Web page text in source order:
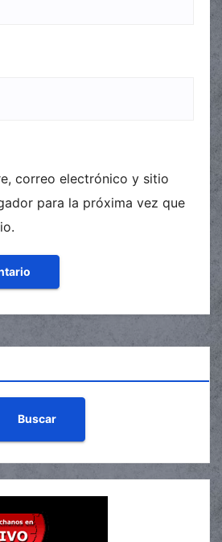
correo electrónico y sitio
para la próxima vez que
Buscar